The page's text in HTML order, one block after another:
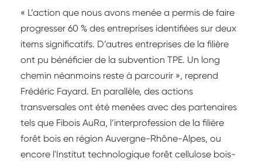
« L’action que nous avons menée a permis de faire
progresser 60 % des entreprises identifiées sur deux
items significatifs. D’autres entreprises de la filière
ont pu bénéficier de la subvention TPE. Un long
chemin néanmoins reste à parcourir », reprend
Frédéric Fayard. En parallèle, des actions
transversales ont été menées avec des partenaires
tels que Fibois AuRa, l’interprofession de la filière
forêt bois en région Auvergne-Rhône-Alpes, ou
encore l'Institut technologique forêt cellulose bois-